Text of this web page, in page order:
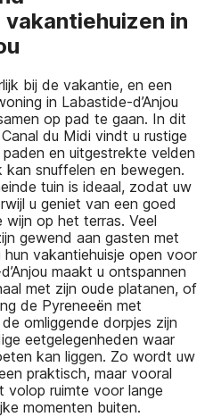
in
bij de vakantie, en een
in Labastide-d’Anjou
op pad te gaan. In dit
du Midi vindt u rustige
en uitgestrekte velden
snuffelen en bewegen.
tuin is ideaal, zodat uw
u geniet van een goed
op het terras. Veel
gewend aan gasten met
hun vakantiehuisje open voor
maakt u ontspannen
met zijn oude platanen, of
de Pyreneeën met
omliggende dorpjes zijn
eetgelegenheden waar
kan liggen. Zo wordt uw
praktisch, maar vooral
volop ruimte voor lange
momenten buiten.